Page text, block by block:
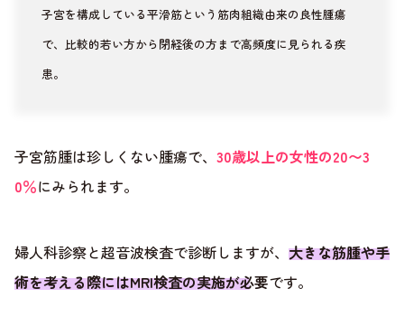
子宮を構成している平滑筋という筋肉組織由来の良性腫瘍
で、比較的若い方から閉経後の方まで高頻度に見られる疾
患。
子宮筋腫は珍しくない腫瘍で、 30歳以上の女性の20〜3
0％にみられます。
婦人科診察と超音波検査で診断しますが、 大きな筋腫や手
術を考える際にはMRI検査の実施が必要です。